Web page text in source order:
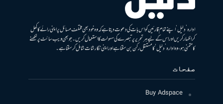
ادارہ ’دلیل‘ اپنے تمام قارئین کو اس بات کی دعوت دیتا ہے کہ وہ خود بھی مختلف مسائل پر اپنی رائے کا کھل
کر اظہار کریں اور اس کے لیے ہر تحریر پر تبصرے کی سہولت کا استعمال کریں۔ جو بھی ویب سائٹ پر لکھنے
کا متمنی ہو، وہ ادارہ ’دلیل‘ کا مستقل رکن بن سکتا ہے اور اپنی نگارشات شامل کرسکتا ہے۔
صفحات
Buy Adspace